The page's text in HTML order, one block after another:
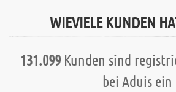
WIEVIELE KUNDEN
131.099Kunden sind
bei Aduis ein